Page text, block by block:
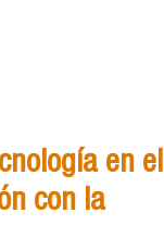
en el
con la